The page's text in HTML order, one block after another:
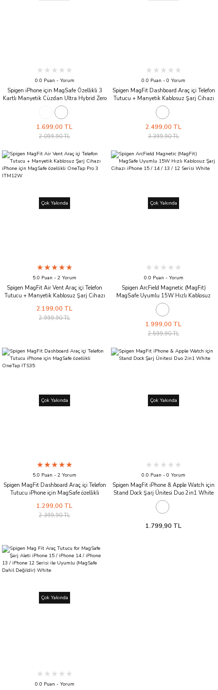
0.0 Puan - Yorum
Spigen iPhone için MagSafe Özellikli 3
Kartlı Manyetik Cüzdan Ultra Hybrid Zero
One
1.699,00 TL
2.099,90 TL
0.0 Puan - 0 Yorum
Spigen MagFit Dashboard Araç içi Telefon
Tutucu + Manyetik Kablosuz Şarj Cihazı
iPhone için MagSafe özellikli OneTap Pro 3
ITS35W-3 Black
2.499,00 TL
3.399,90 TL
Çok Yakında
5.0 Puan - 2 Yorum
Spigen MagFit Air Vent Araç içi Telefon
Tutucu + Manyetik Kablosuz Şarj Cihazı
ITM12W
2.199,00 TL
2.999,90 TL
Çok Yakında
0.0 Puan - Yorum
Spigen ArcField Magnetic (MagFit)
MagSafe Uyumlu 15W Hızlı Kablosuz
Şarj Cihazı iPhone 15 / 14 / 13 / 12 Serisi
White
1.999,00 TL
2.599,90 TL
Çok Yakında
5.0 Puan - 2 Yorum
Spigen MagFit Dashboard Araç içi Telefon
Tutucu iPhone için MagSafe özellikli
1.299,00 TL
2.399,90 TL
Çok Yakında
0.0 Puan - 0 Yorum
Spigen MagFit iPhone & Apple Watch için
Stand Dock Şarj Ünitesi Duo 2in1 White
1.799,90 TL
Çok Yakında
0.0 Puan - Yorum